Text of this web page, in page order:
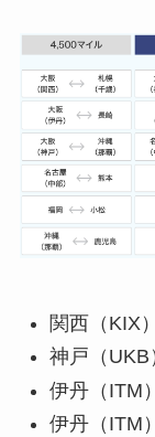
関西（KIX
神戸（UKB
伊丹（ITM
伊丹（ITM